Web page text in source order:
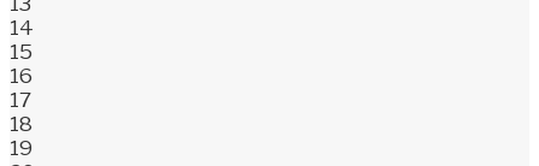
14
15
16
17
18
19